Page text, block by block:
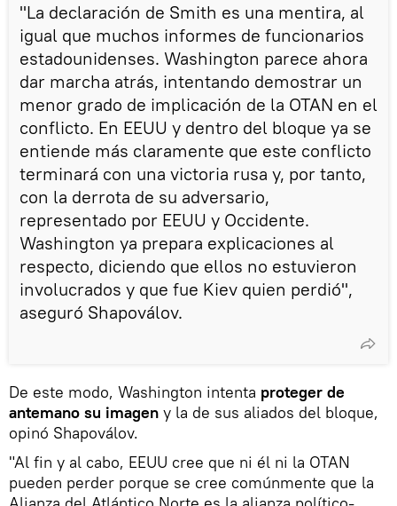
"La declaración de Smith es una mentira, al
igual que muchos informes de funcionarios
estadounidenses. Washington parece ahora
dar marcha atrás, intentando demostrar un
menor grado de implicación de la OTAN en el
conflicto. En EEUU y dentro del bloque ya se
entiende más claramente que este conflicto
terminará con una victoria rusa y, por tanto,
con la derrota de su adversario,
representado por EEUU y Occidente.
Washington ya prepara explicaciones al
respecto, diciendo que ellos no estuvieron
involucrados y que fue Kiev quien perdió",
aseguró Shapoválov.
De este modo, Washington intenta proteger de
antemano su imagen y la de sus aliados del bloque,
opinó Shapoválov.
"Al fin y al cabo, EEUU cree que ni él ni la OTAN
pueden perder porque se cree comúnmente que la